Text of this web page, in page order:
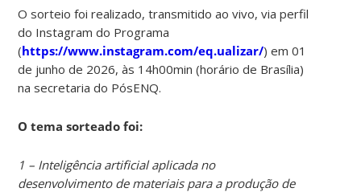
O sorteio foi realizado, transmitido ao vivo, via perfil
do Instagram do Programa
(https://www.instagram.com/eq.ualizar/) em 01
de junho de 2026, às 14h00min (horário de Brasília)
na secretaria do PósENQ.
O tema sorteado foi:
1 – Inteligência artificial aplicada no
desenvolvimento de materiais para a produção de